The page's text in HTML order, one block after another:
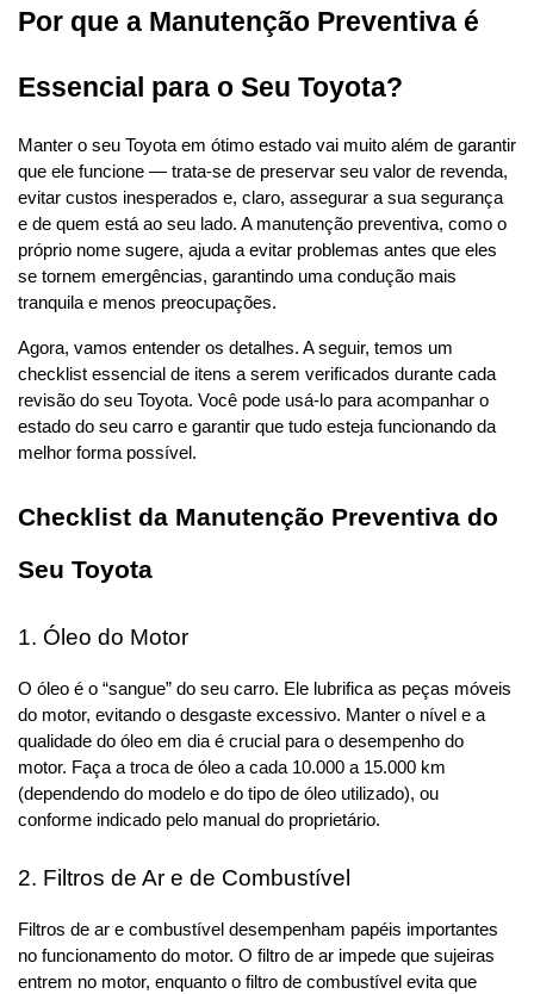
Por que a Manutenção Preventiva é
Essencial para o Seu Toyota?
Manter o seu Toyota em ótimo estado vai muito além de garantir
que ele funcione — trata-se de preservar seu valor de revenda,
evitar custos inesperados e, claro, assegurar a sua segurança
e de quem está ao seu lado. A manutenção preventiva, como o
próprio nome sugere, ajuda a evitar problemas antes que eles
se tornem emergências, garantindo uma condução mais
tranquila e menos preocupações.
Agora, vamos entender os detalhes. A seguir, temos um
checklist essencial de itens a serem verificados durante cada
revisão do seu Toyota. Você pode usá-lo para acompanhar o
estado do seu carro e garantir que tudo esteja funcionando da
melhor forma possível.
Checklist da Manutenção Preventiva do
Seu Toyota
1. Óleo do Motor
O óleo é o “sangue” do seu carro. Ele lubrifica as peças móveis
do motor, evitando o desgaste excessivo. Manter o nível e a
qualidade do óleo em dia é crucial para o desempenho do
motor. Faça a troca de óleo a cada 10.000 a 15.000 km
(dependendo do modelo e do tipo de óleo utilizado), ou
conforme indicado pelo manual do proprietário.
2. Filtros de Ar e de Combustível
Filtros de ar e combustível desempenham papéis importantes
no funcionamento do motor. O filtro de ar impede que sujeiras
entrem no motor, enquanto o filtro de combustível evita que